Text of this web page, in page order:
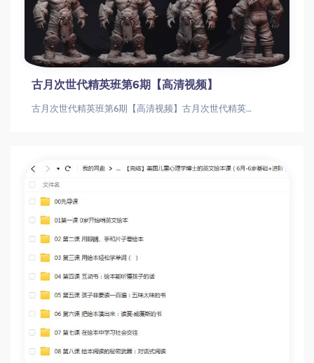
古月次世代精英班第6期【高清视频】
古月次世代精英班第6期【高清视频】古月次世代精英班第6期【高清视频】